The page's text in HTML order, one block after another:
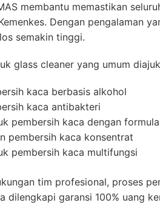
membantu memastikan
Dengan pengalaman
semakin tinggi.
glass cleaner yang umum
kaca berbasis alkohol
kaca antibakteri
pembersih kaca dengan
pembersih kaca konsentrat
pembersih kaca multifungsi
tim profesional, proses
dilengkapi garansi 100% uang